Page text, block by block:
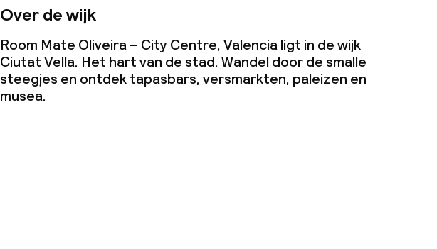
Over de wijk
Room Mate Oliveira – City Centre, Valencia ligt in de wijk
Ciutat Vella. Het hart van de stad. Wandel door de smalle
steegjes en ontdek tapasbars, versmarkten, paleizen en
musea.